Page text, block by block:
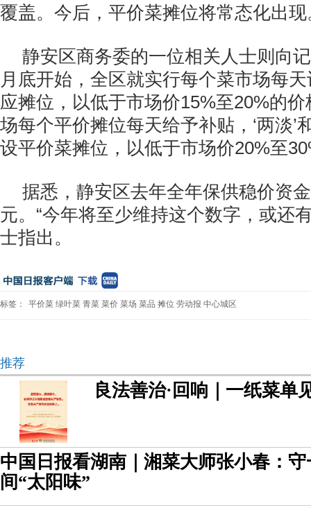
覆盖。今后，平价菜摊位将常态化出现
静安区商务委的一位相关人士则向
月底开始，全区就实行每个菜市场每
应摊位，以低于市场价15%至20%的
场每个平价摊位每天给予补贴，‘两淡’
设平价菜摊位，以低于市场价20%至
据悉，静安区去年全年保供稳价资
元。“今年将至少维持这个数字，或还
士指出。
标签： 平价菜 绿叶菜 青菜 菜价 菜场 菜品 摊位 劳动报 中心城区
推荐
良法善治·回响｜一纸菜单
中国日报看湖南｜湘菜大师张小春：
间“太阳味”